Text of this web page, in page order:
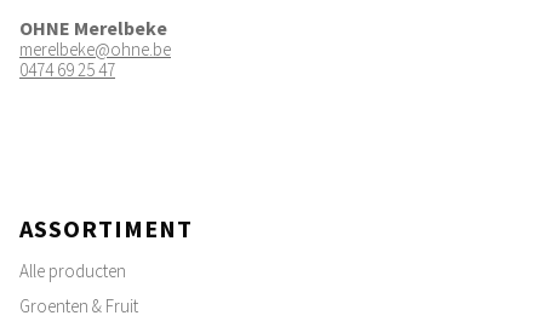
OHNE Merelbeke
merelbeke@ohne.be
0474 69 25 47
ASSORTIMENT
Alle producten
Groenten & Fruit